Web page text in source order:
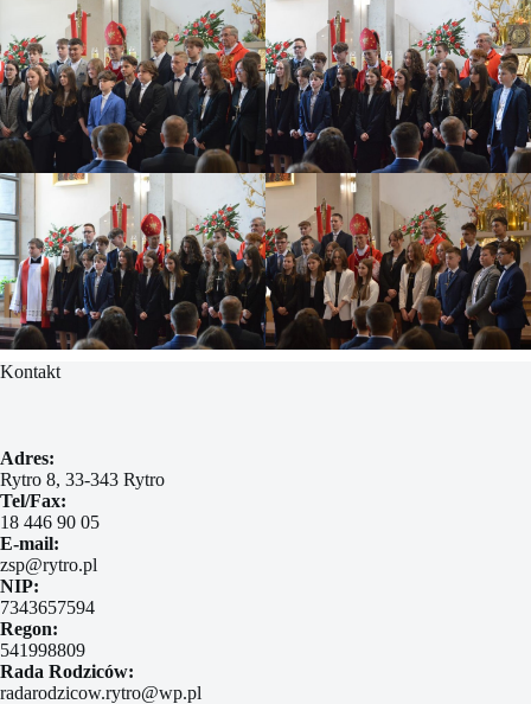
Kontakt
Adres:
Rytro 8, 33-343 Rytro
Tel/Fax:
18 446 90 05
E-mail:
zsp@rytro.pl
NIP:
7343657594
Regon:
541998809
Rada Rodziców:
radarodzicow.rytro@wp.pl